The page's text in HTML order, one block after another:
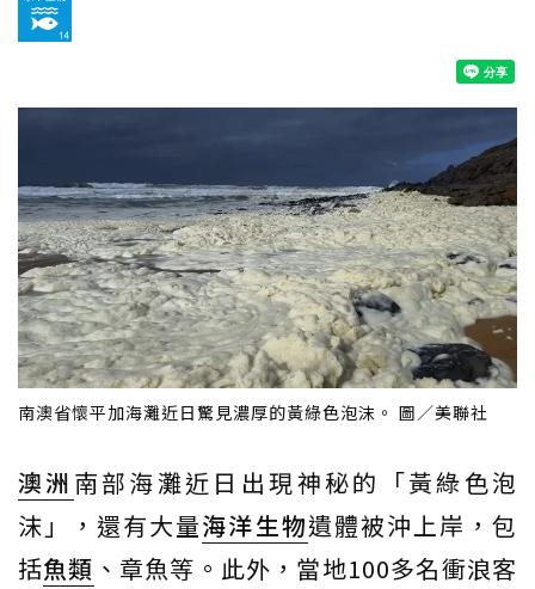
南澳省懷平加海灘近日驚見濃厚的黃綠色泡沫。 圖／美聯社
澳洲 南部海灘近日出現神秘的「黃綠色泡
沫」，還有大量海洋生物遺體被沖上岸，包
括魚類 、章魚等。此外，當地100多名衝浪客